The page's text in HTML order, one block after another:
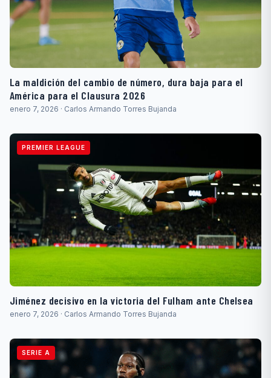
La maldición del cambio de número, dura baja para el
América para el Clausura 2026
enero 7, 2026 · Carlos Armando Torres Bujanda
PREMIER LEAGUE
Jiménez decisivo en la victoria del Fulham ante Chelsea
enero 7, 2026 · Carlos Armando Torres Bujanda
SERIE A